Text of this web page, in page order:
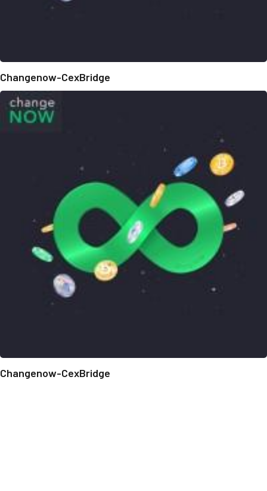
Changenow-CexBridge
Changenow-CexBridge